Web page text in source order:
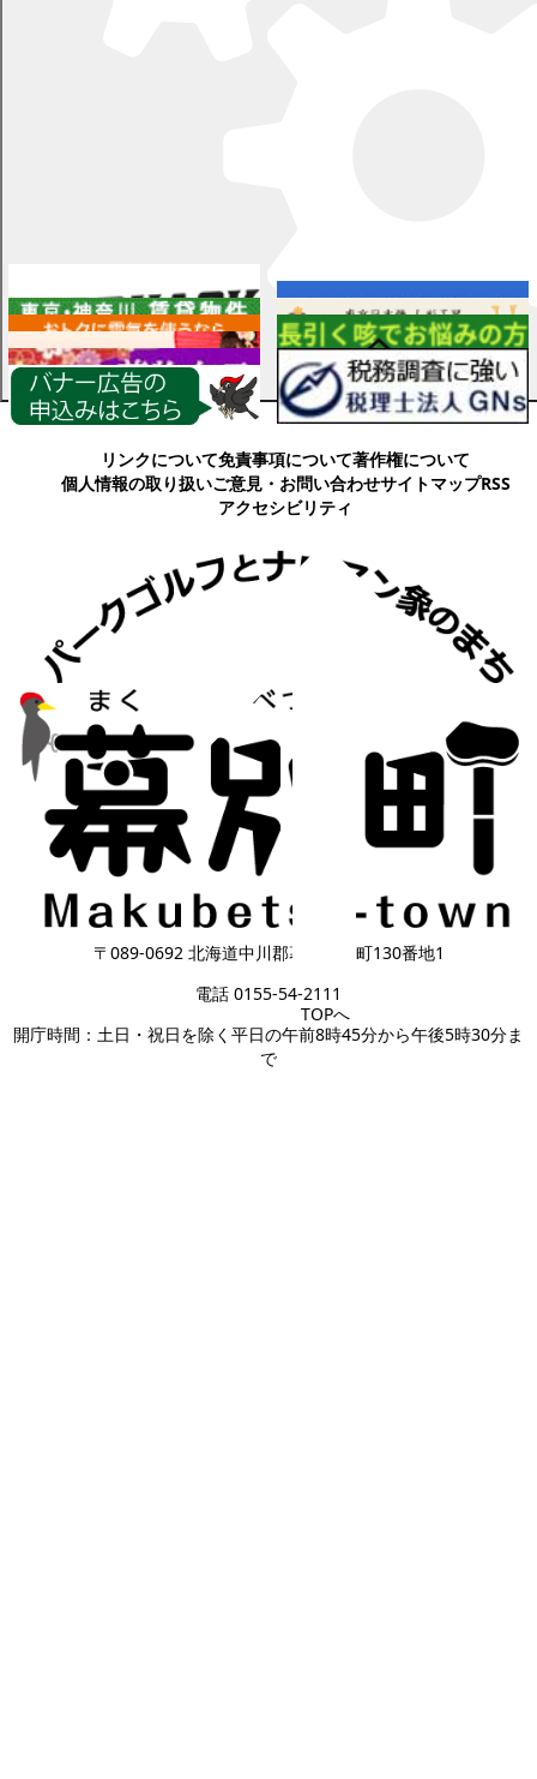
設定
TOPへ
各種情報
リンクについて免責事項について著作権について
個人情報の取り扱いご意見・お問い合わせサイトマップRSS
アクセシビリティ
〒089-0692 北海道中川郡幕別町本町130番地1
電話 0155-54-2111
開庁時間：土日・祝日を除く平日の午前8時45分から午後5時30分ま
で